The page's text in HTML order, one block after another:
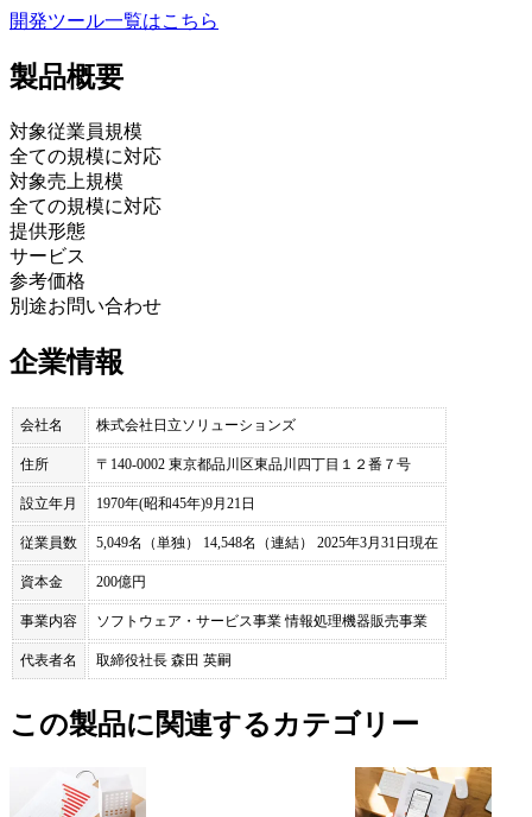
開発ツール一覧はこちら
製品概要
対象従業員規模
全ての規模に対応
対象売上規模
全ての規模に対応
提供形態
サービス
参考価格
別途お問い合わせ
企業情報
会社名 株式会社日立ソリューションズ
住所 〒140-0002 東京都品川区東品川四丁目１２番７号
設立年月 1970年(昭和45年)9月21日
従業員数 5,049名（単独） 14,548名（連結） 2025年3月31日現在
資本金 200億円
事業内容 ソフトウェア・サービス事業 情報処理機器販売事業
代表者名 取締役社長 森田 英嗣
この製品に関連するカテゴリー